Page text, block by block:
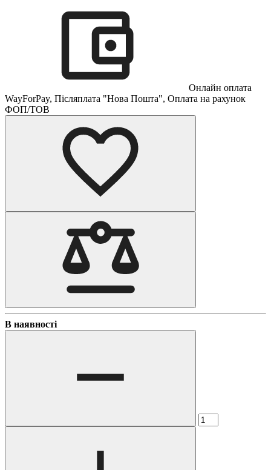
Онлайн оплата
WayForPay, Післяплата "Нова Пошта", Оплата на рахунок
ФОП/ТОВ
В наявності